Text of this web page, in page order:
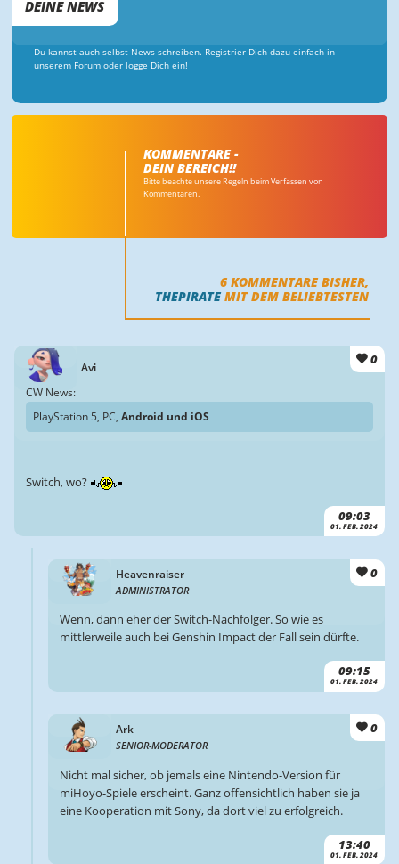
DEINE NEWS
Du kannst auch selbst News schreiben. Registrier Dich dazu einfach in
unserem Forum oder logge Dich ein!
KOMMENTARE -
DEIN BEREICH!!
Bitte beachte unsere Regeln beim Verfassen von
Kommentaren.
6KOMMENTARE BISHER,
THEPIRATEMIT DEM BELIEBTESTEN
Avi
0
09:03
01. FEB. 2024
CW News:
PlayStation 5, PC, Android und iOS
Switch, wo?
Heavenraiser
ADMINISTRATOR
0
09:15
01. FEB. 2024
Wenn, dann eher der Switch-Nachfolger. So wie es
mittlerweile auch bei Genshin Impact der Fall sein dürfte.
Ark
SENIOR-MODERATOR
0
13:40
01. FEB. 2024
Nicht mal sicher, ob jemals eine Nintendo-Version für
miHoyo-Spiele erscheint. Ganz offensichtlich haben sie ja
eine Kooperation mit Sony, da dort viel zu erfolgreich.